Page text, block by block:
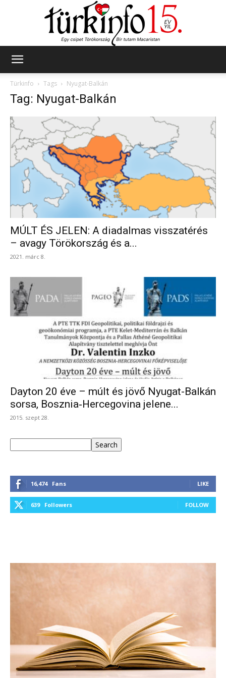
Türkinfo
Tags Nyugat-Balkán
Tag: Nyugat-Balkán
MÚLT ÉS JELEN: A diadalmas visszatérés
– avagy Törökország és a...
2021. márc 8.
Dayton 20 éve – múlt és jövő Nyugat-Balkán
sorsa, Bosznia‐Hercegovina jelene...
2015. szept 28.
Search
16,474 Fans LIKE
639 Followers FOLLOW